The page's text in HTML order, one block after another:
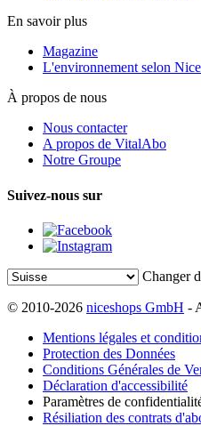
En savoir plus
Magazine
L'environnement selon
À propos de nous
Nous contacter
A propos de VitalAbo
Notre Groupe
Suivez-nous sur
Changer
© 2010-2026 niceshops GmbH -
Mentions légales et
Protection des Données
Conditions Générales de
Déclaration d'accessibilité
Paramètres de
Résiliation des contrats